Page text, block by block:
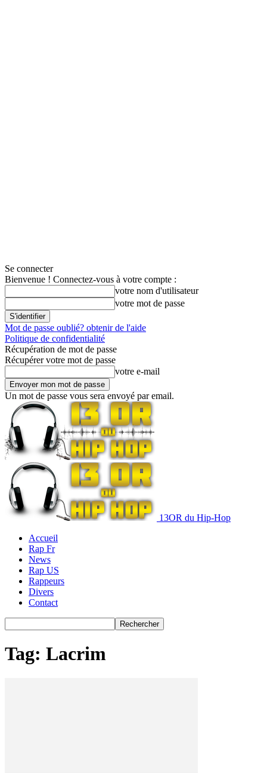
Se connecter
Bienvenue ! Connectez-vous à votre compte :
votre nom d'utilisateur
votre mot de passe
Mot de passe oublié? obtenir de l'aide
Politique de confidentialité
Récupération de mot de passe
Récupérer votre mot de passe
votre e-mail
Un mot de passe vous sera envoyé par email.
13OR du Hip-Hop
Accueil
Rap Fr
News
Rap US
Rappeurs
Divers
Contact
Tag: Lacrim